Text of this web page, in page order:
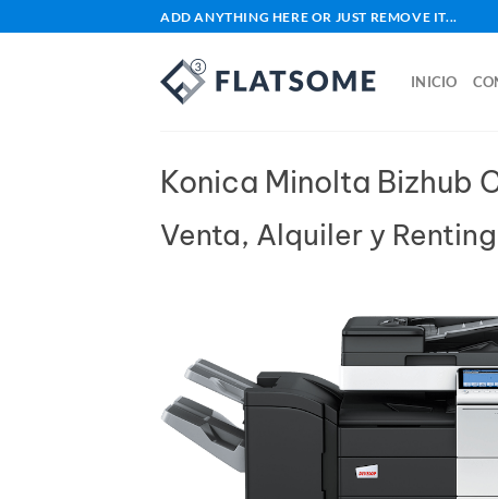
al
ADD ANYTHING HERE OR JUST REMOVE IT...
INICIO
Konica Minolta Bizhub
Venta, Alquiler y